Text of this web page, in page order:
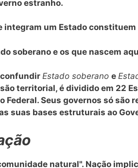
estranho.
integram um Estado constituem
soberano e os que nascem
Estado soberano e
territorial, é dividido em 22
Federal. Seus governos só são
suas bases estruturais ao
natural". Nação